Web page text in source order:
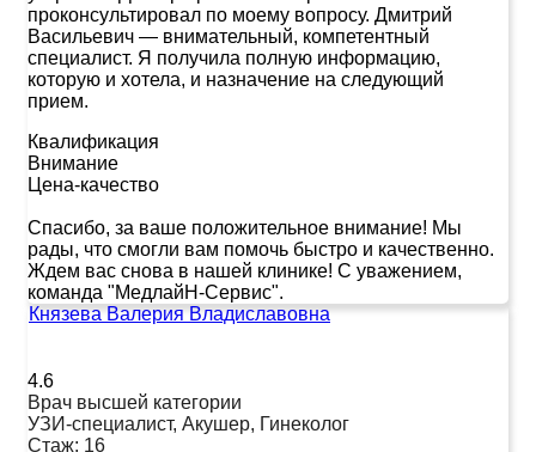
проконсультировал по моему вопросу. Дмитрий
Васильевич — внимательный, компетентный
специалист. Я получила полную информацию,
которую и хотела, и назначение на следующий
прием.
Квалификация
Внимание
Цена-качество
Спасибо, за ваше положительное внимание! Мы
рады, что смогли вам помочь быстро и качественно.
Ждем вас снова в нашей клинике! С уважением,
команда "МедлайН-Сервис".
Князева Валерия Владиславовна
4.6
Врач высшей категории
УЗИ-специалист, Акушер, Гинеколог
Стаж: 16